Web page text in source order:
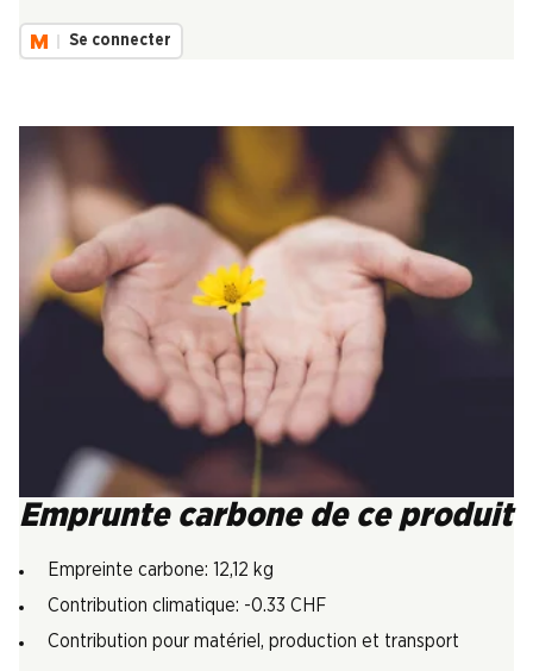
Se connecter
Emprunte carbone de ce produit
Empreinte carbone: 12,12 kg
Contribution climatique: -0.33 CHF
Contribution pour matériel, production et transport